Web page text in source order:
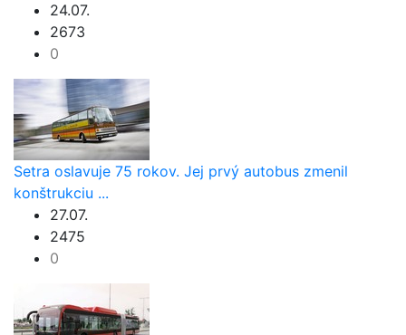
24.07.
2673
0
Setra oslavuje 75 rokov. Jej prvý autobus zmenil
konštrukciu ...
27.07.
2475
0